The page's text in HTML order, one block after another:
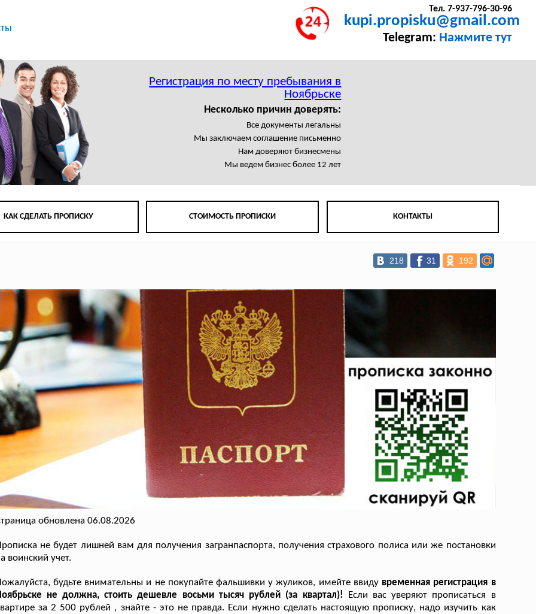
Тел. 7-937-796-30-96
kupi.propisku@gmail.com
Telegram: Нажмите тут
Регистрация по месту пребывания в
Ноябрьске
Несколько причин доверять:
Все документы легальны
Мы заключаем соглашение письменно
Нам доверяют бизнесмены
Мы ведем бизнес более 12 лет
КАК СДЕЛАТЬ ПРОПИСКУ СТОИМОСТЬ ПРОПИСКИ КОНТАКТЫ
218 31 192
обновлена 06.08.2026
не будет лишней вам для получения загранпаспорта, получения страхового полиса или же постановки
воинский учет.
будьте внимательны и не покупайте фальшивки у жуликов, имейте ввиду временная регистрация в
не должна, стоить дешевле восьми тысяч рублей (за квартал)!
Если вас уверяют прописаться в
за 2 500 рублей , знайте - это не правда. Если нужно сделать настоящую прописку, надо изучить как